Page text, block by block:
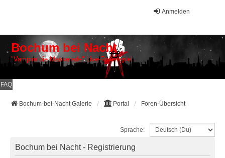
Anmelden
Bochum bei Nacht
"Vampire die Maskerade" Live-Rollenspiel
FAQ
Bochum-bei-Nacht Galerie Portal Foren-Übersicht
Sprache:
Bochum bei Nacht - Registrierung